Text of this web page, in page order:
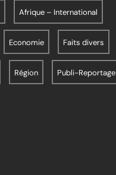
Afrique – International
Economie Faits divers
Région Publi-Reportage